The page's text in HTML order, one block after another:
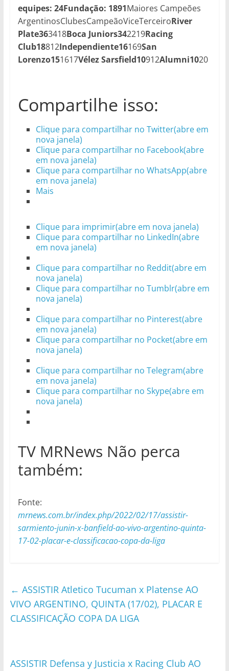
equipes: 24Fundação: 1891Maiores Campeões
ArgentinosClubesCampeãoViceTerceiroRiver
Plate363418Boca Juniors342219Racing
Club18812Independiente16169San
Lorenzo151617Vélez Sarsfield10912Alumni1020
Compartilhe isso:
Clique para compartilhar no Twitter(abre em
nova janela)
Clique para compartilhar no Facebook(abre
em nova janela)
Clique para compartilhar no WhatsApp(abre
em nova janela)
Mais
Clique para imprimir(abre em nova janela)
Clique para compartilhar no LinkedIn(abre
em nova janela)
Clique para compartilhar no Reddit(abre em
nova janela)
Clique para compartilhar no Tumblr(abre em
nova janela)
Clique para compartilhar no Pinterest(abre
em nova janela)
Clique para compartilhar no Pocket(abre em
nova janela)
Clique para compartilhar no Telegram(abre
em nova janela)
Clique para compartilhar no Skype(abre em
nova janela)
TV MRNews Não perca
também:
Fonte:
mrnews.com.br/index.php/2022/02/17/assistir-
sarmiento-junin-x-banfield-ao-vivo-argentino-quinta-
17-02-placar-e-classificacao-copa-da-liga
← ASSISTIR Atletico Tucuman x Platense AO
VIVO ARGENTINO, QUINTA (17/02), PLACAR E
CLASSIFICAÇÃO COPA DA LIGA
ASSISTIR Defensa y Justicia x Racing Club AO